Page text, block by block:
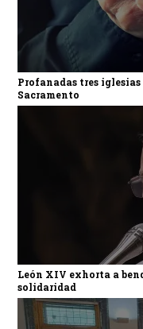
Profanadas tres
Sacramento
León XIV exhorta a
solidaridad